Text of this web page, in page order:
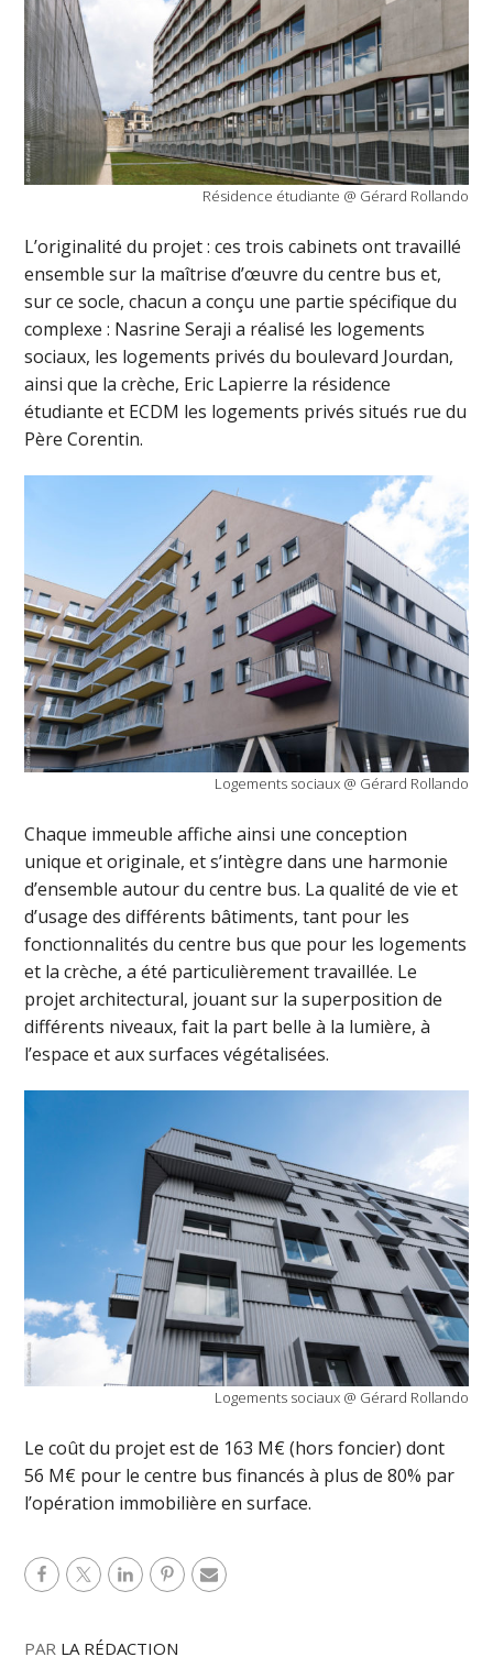
Résidence étudiante @ Gérard Rollando
L’originalité du projet : ces trois cabinets ont travaillé
ensemble sur la maîtrise d’œuvre du centre bus et,
sur ce socle, chacun a conçu une partie spécifique du
complexe : Nasrine Seraji a réalisé les logements
sociaux, les logements privés du boulevard Jourdan,
ainsi que la crèche, Eric Lapierre la résidence
étudiante et ECDM les logements privés situés rue du
Père Corentin.
Logements sociaux @ Gérard Rollando
Chaque immeuble affiche ainsi une conception
unique et originale, et s’intègre dans une harmonie
d’ensemble autour du centre bus. La qualité de vie et
d’usage des différents bâtiments, tant pour les
fonctionnalités du centre bus que pour les logements
et la crèche, a été particulièrement travaillée. Le
projet architectural, jouant sur la superposition de
différents niveaux, fait la part belle à la lumière, à
l’espace et aux surfaces végétalisées.
Logements sociaux @ Gérard Rollando
Le coût du projet est de 163 M€ (hors foncier) dont
56 M€ pour le centre bus financés à plus de 80% par
l’opération immobilière en surface.
PAR LA RÉDACTION